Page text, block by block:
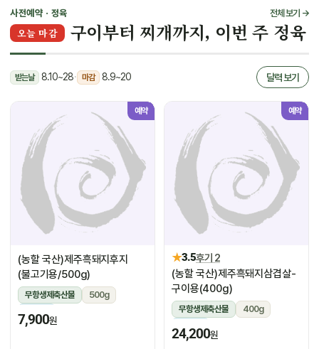
사전예약 · 정육 전체 보기 →
오늘 마감 구이부터 찌개까지, 이번 주 정육
받는날 8.10~28· 마감 8.9~20 달력 보기
예약
(농할 국산)제주흑돼지후지
(불고기용/500g)
무항생제축산물
500g
냉장
7,900원
예약
★3.5후기 2
(농할 국산)제주흑돼지삼겹살-
구이용(400g)
무항생제축산물
400g
냉장
24,200원